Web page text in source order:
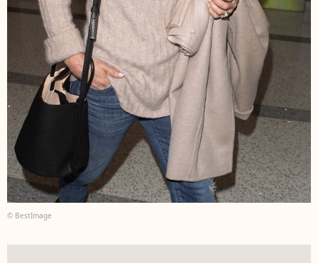
© BestImage